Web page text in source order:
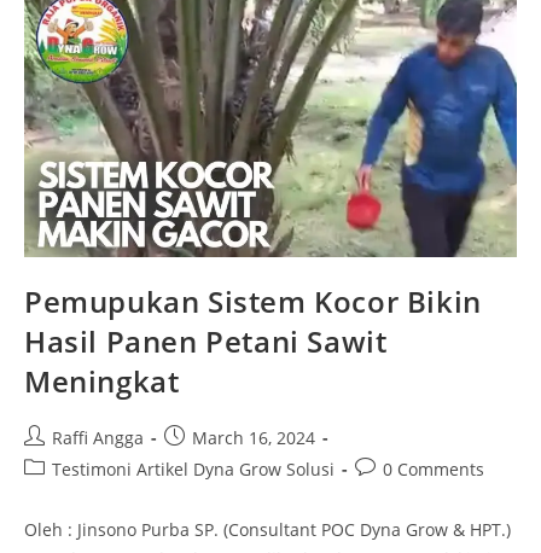
Pemupukan Sistem Kocor Bikin
Hasil Panen Petani Sawit
Meningkat
Raffi Angga
March 16, 2024
Testimoni Artikel Dyna Grow Solusi
0 Comments
Oleh : Jinsono Purba SP. (Consultant POC Dyna Grow & HPT.)